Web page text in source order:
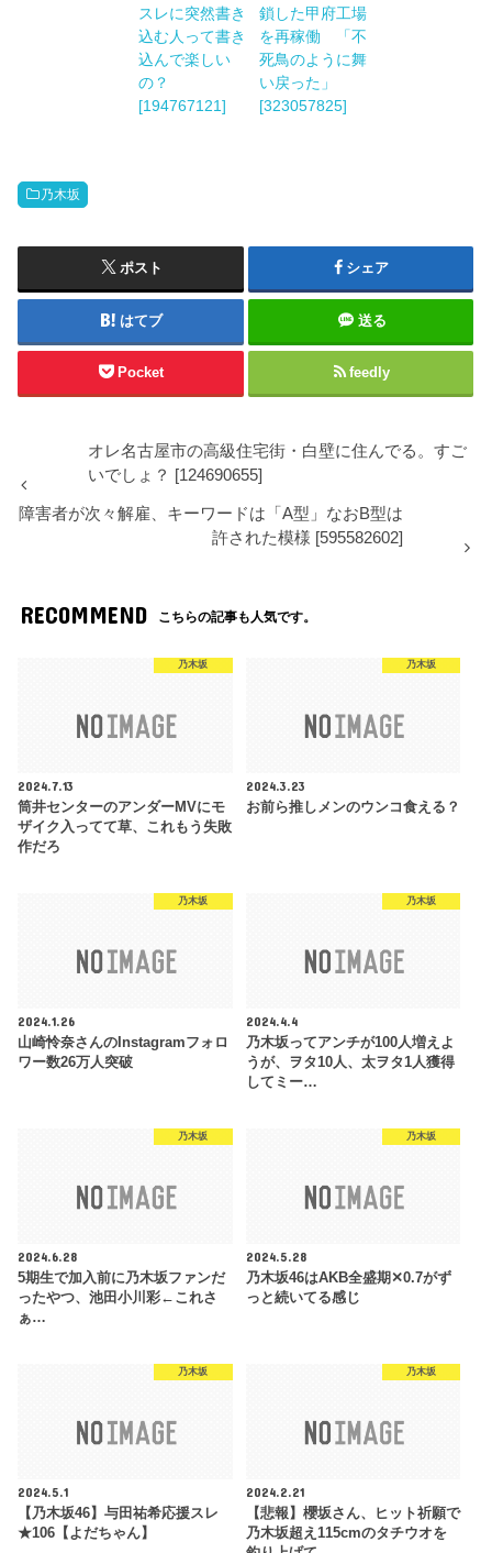
スレに突然書き
込む人って書き
込んで楽しい
の？
[194767121]
鎖した甲府工場
を再稼働 「不
死鳥のように舞
い戻った」
[323057825]
乃木坂
ポスト シェア
はてブ 送る
Pocket feedly
オレ名古屋市の高級住宅街・白壁に住んでる。すご
いでしょ？ [124690655]
障害者が次々解雇、キーワードは「A型」なおB型は
許された模様 [595582602]
RECOMMEND こちらの記事も人気です。
乃木坂
2024.7.13
筒井センターのアンダーMVにモ
ザイク入ってて草、これもう失敗
作だろ
乃木坂
2024.3.23
お前ら推しメンのウンコ食える？
乃木坂
2024.1.26
山崎怜奈さんのInstagramフォロ
ワー数26万人突破
乃木坂
2024.4.4
乃木坂ってアンチが100人増えよ
うが、ヲタ10人、太ヲタ1人獲得
してミー…
乃木坂
2024.6.28
5期生で加入前に乃木坂ファンだ
ったやつ、池田小川彩←これさ
ぁ…
乃木坂
2024.5.28
乃木坂46はAKB全盛期✕0.7がず
っと続いてる感じ
乃木坂
2024.5.1
【乃木坂46】与田祐希応援スレ
★106【よだちゃん】
乃木坂
2024.2.21
【悲報】櫻坂さん、ヒット祈願で
乃木坂超え115cmのタチウオを